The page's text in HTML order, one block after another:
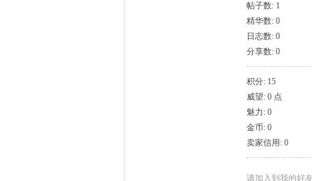
帖子数: 1
精华数: 0
日志数: 0
分享数: 0
积分: 15
威望: 0 点
魅力: 0
金币: 0
卖家信用: 0
请加入到我的好